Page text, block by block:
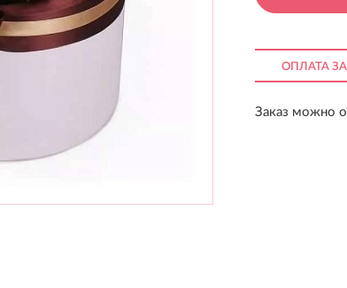
ОПЛАТА
Заказ можно